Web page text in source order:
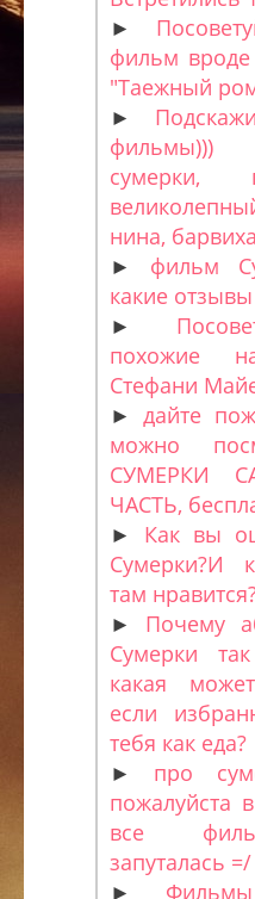
►
фильм
"Таежный
►
фильмы)))
сумерки,
нина,
► фильм
какие отзывы
►
похожие
Стефани
►дайте
можно
СУМЕРКИ
ЧАСТЬ,
► Как вы
Сумерки?И
там
► Почему
Сумерки
какая
если
тебя как еда?
► про
пожалуйста
все
запуталась =/
►